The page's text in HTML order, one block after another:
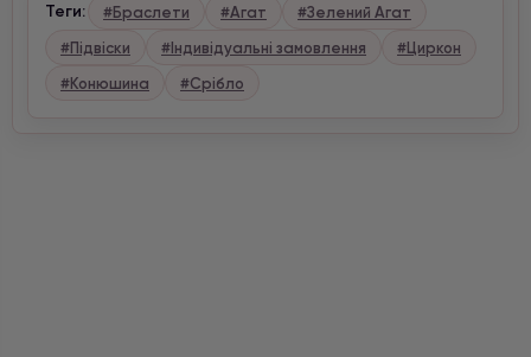
Теги: #Браслети #Агат
#Зелений Агат
#Підвіски
#Індивідуальні замовлення
#Циркон
#Конюшина
#Срібло